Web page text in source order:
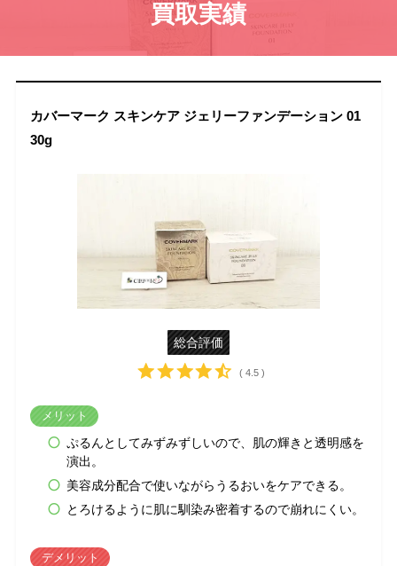
買取実績
カバーマーク スキンケア ジェリーファンデーション 01
30g
総合評価
( 4.5 )
メリット
ぷるんとしてみずみずしいので、肌の輝きと透明感を
演出。
美容成分配合で使いながらうるおいをケアできる。
とろけるように肌に馴染み密着するので崩れにくい。
デメリット